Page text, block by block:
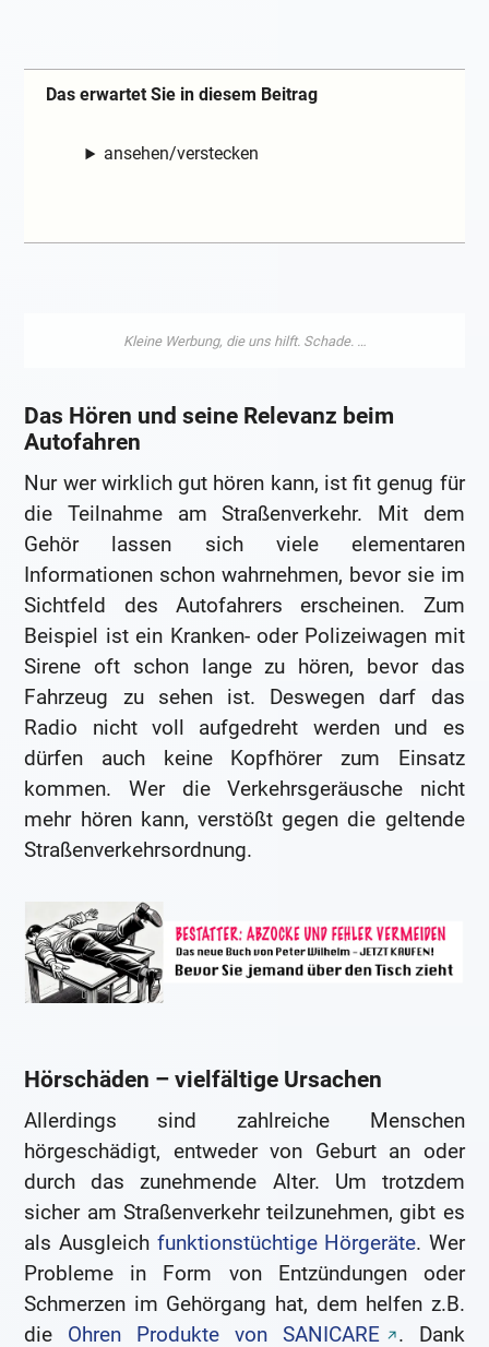
Das erwartet Sie in diesem Beitrag
ansehen/verstecken
Das Hören und seine Relevanz beim
Autofahren
Nur wer wirklich gut hören kann, ist fit genug für
die Teilnahme am Straßenverkehr. Mit dem
Gehör lassen sich viele elementaren
Informationen schon wahrnehmen, bevor sie im
Sichtfeld des Autofahrers erscheinen. Zum
Beispiel ist ein Kranken- oder Polizeiwagen mit
Sirene oft schon lange zu hören, bevor das
Fahrzeug zu sehen ist. Deswegen darf das
Radio nicht voll aufgedreht werden und es
dürfen auch keine Kopfhörer zum Einsatz
kommen. Wer die Verkehrsgeräusche nicht
mehr hören kann, verstößt gegen die geltende
Straßenverkehrsordnung.
Hörschäden – vielfältige Ursachen
Allerdings sind zahlreiche Menschen
hörgeschädigt, entweder von Geburt an oder
durch das zunehmende Alter. Um trotzdem
sicher am Straßenverkehr teilzunehmen, gibt es
als Ausgleich funktionstüchtige Hörgeräte. Wer
Probleme in Form von Entzündungen oder
Schmerzen im Gehörgang hat, dem helfen z.B.
die Ohren Produkte von SANICARE . Dank